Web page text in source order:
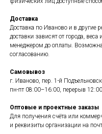
Доставка
Доставка по Иваново и в другие
доставки зависят от города,
менеджером до оплаты.
согласованию.
Самовывоз
г. Иваново, пер. 1-й
пн-пт 08:00–16:00, перерыв
Оптовые и проектные заказы
Для получения счёта или
и реквизиты организации на